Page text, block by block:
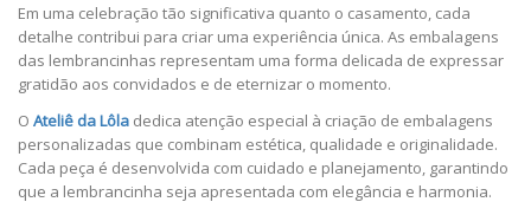
Em uma celebração tão significativa quanto o casamento, cada
detalhe contribui para criar uma experiência única. As embalagens
das lembrancinhas representam uma forma delicada de expressar
gratidão aos convidados e de eternizar o momento.
O Ateliê da Lôla dedica atenção especial à criação de embalagens
personalizadas que combinam estética, qualidade e originalidade.
Cada peça é desenvolvida com cuidado e planejamento, garantindo
que a lembrancinha seja apresentada com elegância e harmonia.